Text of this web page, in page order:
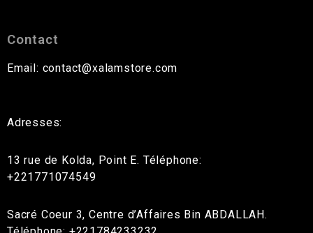
Contact
Email: contact@xalamstore.com
Adresses:
13 rue de Kolda, Point E. Téléphone:
+221771074549
Sacré Coeur 3, Centre d’Affaires Bin ABDALLAH.